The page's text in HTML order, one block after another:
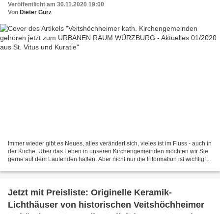
Veröffentlicht am 30.11.2020 19:00
Von Dieter Gürz
Immer wieder gibt es Neues, alles verändert sich, vieles ist im Fluss - auch in
der Kirche. Über das Leben in unseren Kirchengemeinden möchten wir Sie
gerne auf dem Laufenden halten. Aber nicht nur die Information ist wichtig!
Jetzt mit Preisliste: Originelle Keramik-
Lichthäuser von historischen Veitshöchheimer